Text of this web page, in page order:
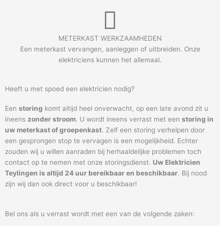
METERKAST WERKZAAMHEDEN
Een meterkast vervangen, aanleggen of uitbreiden. Onze
elektriciens kunnen het allemaal.
Heeft u met spoed een elektricien nodig?
Een storing komt altijd heel onverwacht, op een late avond zit u
ineens zonder stroom. U wordt ineens verrast met een storing in
uw meterkast of groepenkast. Zelf een storing verhelpen door
een gesprongen stop te vervagen is een mogelijkheid. Echter
zouden wij u willen aanraden bij herhaaldelijke problemen toch
contact op te nemen met onze storingsdienst. Uw Elektricien
Teylingen is altijd 24 uur bereikbaar en beschikbaar. Bij nood
zijn wij dan ook direct voor u beschikbaar!
Bel ons als u verrast wordt met een van de volgende zaken: